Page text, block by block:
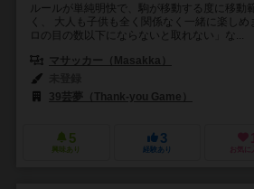
ルールが単純明快で、駒が移動する度に移動
く、 大人も子供も全く関係なく一緒に楽しめ
ロの目の数以下にならないと取れない」な...
マサッカー（Masakka）
39芸夢（Thank-you Game）
5
興味あり
3
経験あり
1
お気に